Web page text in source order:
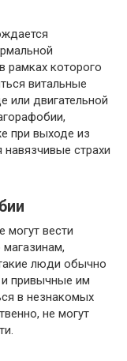
рамках которого
витальные
или двигательной
при выходе из
страхи
вести
люди обычно
и привычные им
в незнакомых
не могут